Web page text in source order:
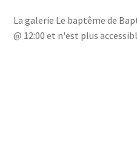
La galerie Le baptême de
@ 12:00 et n'est plus